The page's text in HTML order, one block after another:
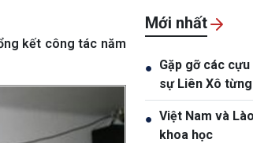
kết công tác năm
Mới nhất
● Gặp gỡ các
sự Liên Xô
Nam
● Việt Nam và
khoa học